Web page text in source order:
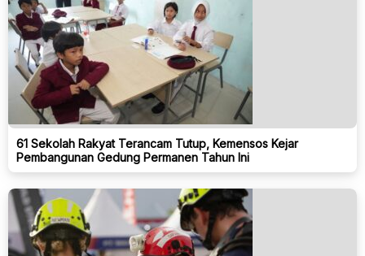
61 Sekolah Rakyat Terancam Tutup, Kemensos Kejar
Pembangunan Gedung Permanen Tahun Ini